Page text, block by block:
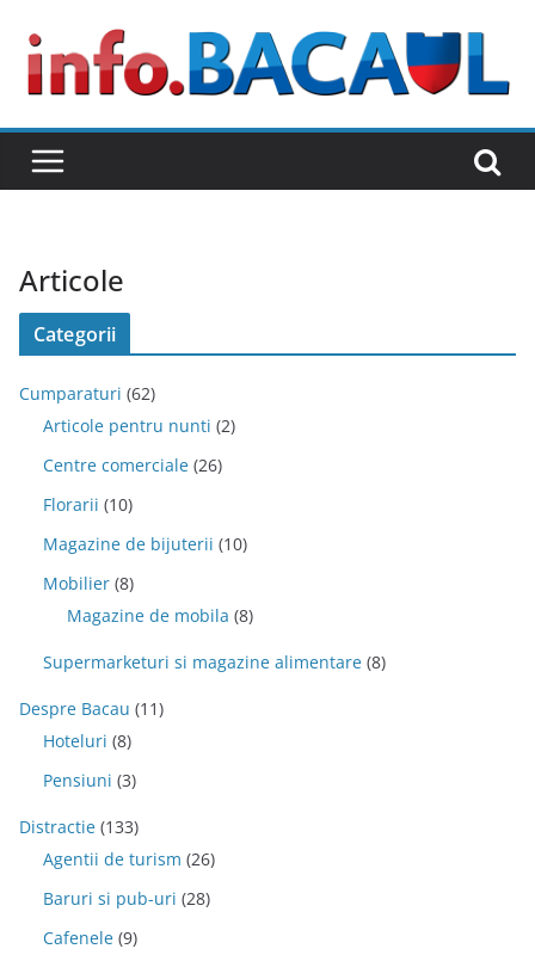
content
Articole
Categorii
Cumparaturi (62)
Articole pentru nunti (2)
Centre comerciale (26)
Florarii (10)
Magazine de bijuterii (10)
Mobilier (8)
Magazine de mobila (8)
Supermarketuri si magazine alimentare (8)
Despre Bacau (11)
Hoteluri (8)
Pensiuni (3)
Distractie (133)
Agentii de turism (26)
Baruri si pub-uri (28)
Cafenele (9)